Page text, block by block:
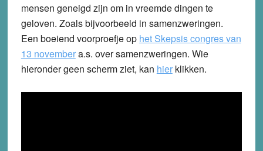
mensen geneigd zijn om in vreemde dingen te
geloven. Zoals bijvoorbeeld in samenzweringen.
Een boeiend voorproefje op het Skepsis congres van
13 novembera.s. over samenzweringen. Wie
hieronder geen scherm ziet, kan hierklikken.